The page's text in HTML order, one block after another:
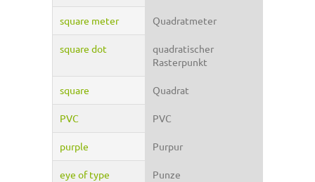
square meter Quadratmeter
square dot
quadratischer
Rasterpunkt
square Quadrat
PVC PVC
purple Purpur
eye of type Punze